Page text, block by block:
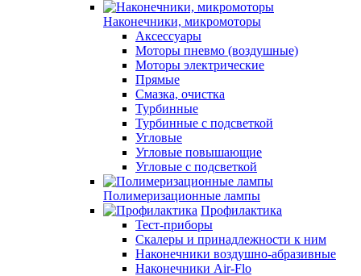
Наконечники, микромоторы
Аксессуары
Моторы пневмо (воздушные)
Моторы электрические
Прямые
Смазка, очистка
Турбинные
Турбинные с подсветкой
Угловые
Угловые повышающие
Угловые с подсветкой
Полимеризационные лампы
Профилактика
Тест-приборы
Скалеры и принадлежности к ним
Наконечники воздушно-абразивные
Наконечники Air-Flo